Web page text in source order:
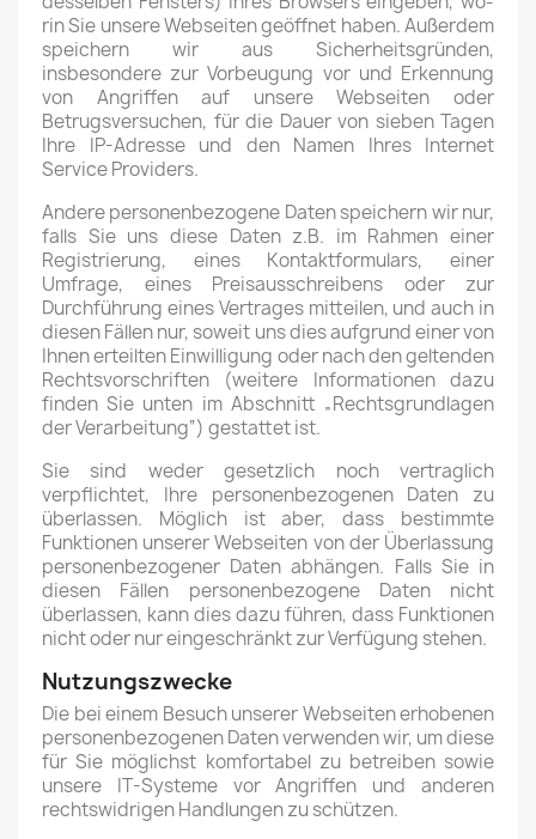
rin Sie unsere Webseiten geöffnet haben. Außerdem
speichern wir aus Sicherheitsgründen,
insbesondere zur Vorbeugung vor und Erkennung
von Angriffen auf unsere Webseiten oder
Betrugsversuchen, für die Dauer von sieben Tagen
Ihre IP-Adresse und den Namen Ihres Internet
Service Providers.
Andere personenbezogene Daten speichern wir nur,
falls Sie uns diese Daten z.B. im Rahmen einer
Registrierung, eines Kontaktformulars, einer
Umfrage, eines Preisausschreibens oder zur
Durchführung eines Vertrages mitteilen, und auch in
diesen Fällen nur, soweit uns dies aufgrund einer von
Ihnen erteilten Einwilligung oder nach den geltenden
Rechtsvorschriften (weitere Informationen dazu
finden Sie unten im Abschnitt „Rechtsgrundlagen
der Verarbeitung“) gestattet ist.
Sie sind weder gesetzlich noch vertraglich
verpflichtet, Ihre personenbezogenen Daten zu
überlassen. Möglich ist aber, dass bestimmte
Funktionen unserer Webseiten von der Überlassung
personenbezogener Daten abhängen. Falls Sie in
diesen Fällen personenbezogene Daten nicht
überlassen, kann dies dazu führen, dass Funktionen
nicht oder nur eingeschränkt zur Verfügung stehen.
Nutzungszwecke
Die bei einem Besuch unserer Webseiten erhobenen
personenbezogenen Daten verwenden wir, um diese
für Sie möglichst komfortabel zu betreiben sowie
unsere IT-Systeme vor Angriffen und anderen
rechtswidrigen Handlungen zu schützen.